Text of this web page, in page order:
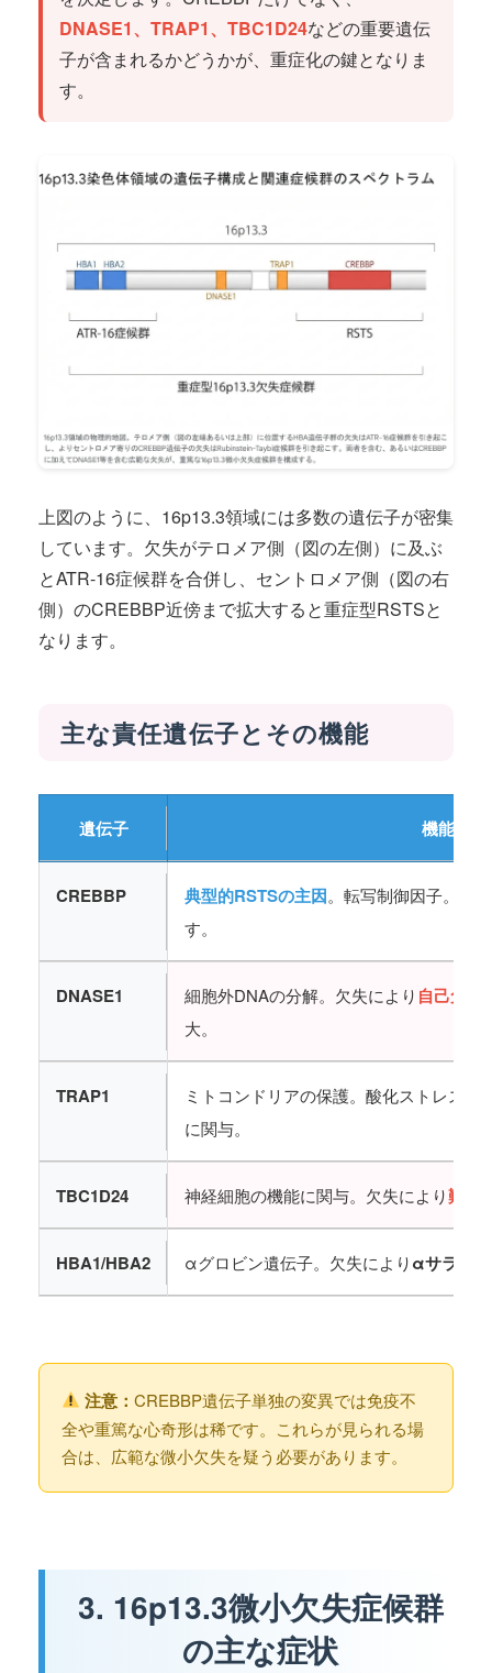
DNASE1、TRAP1、TBC1D24などの重要遺伝
子が含まれるかどうかが、重症化の鍵となりま
す。
上図のように、16p13.3領域には多数の遺伝子が密集
しています。欠失がテロメア側（図の左側）に及ぶ
とATR-16症候群を合併し、セントロメア側（図の右
側）のCREBBP近傍まで拡大すると重症型RSTSと
なります。
主な責任遺伝子とその機能
遺伝子 機能と
CREBBP 典型的RSTSの主因。転写制御因子。知
す。
DNASE1 細胞外DNAの分解。欠失により 自己免疫
大。
TRAP1
ミトコンドリアの保護。酸化ストレス
に関与。
TBC1D24 神経細胞の機能に関与。欠失により難治
HBA1/HBA2 αグロビン遺伝子。欠失によりαサラセ
注意：CREBBP遺伝子単独の変異では免疫不
全や重篤な心奇形は稀です。これらが見られる場
合は、広範な微小欠失を疑う必要があります。
3. 16p13.3微小欠失症候群
の主な症状